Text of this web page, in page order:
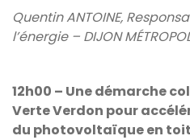
Quentin ANTOINE,
l’énergie – DIJON
12h00 – Une démarche
Verte Verdon pour
du photovoltaïque en